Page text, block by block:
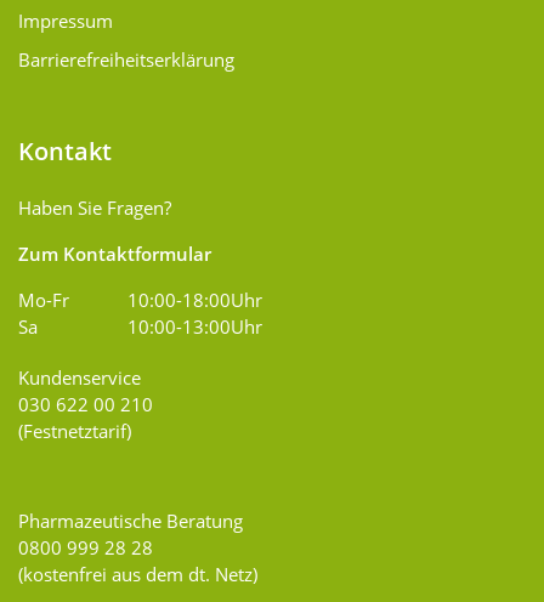
Impressum
Barrierefreiheitserklärung
Kontakt
Haben Sie Fragen?
Zum Kontaktformular
Mo-Fr
10:00-18:00Uhr
Sa
10:00-13:00Uhr
Kundenservice
030 622 00 210
(Festnetztarif)
Pharmazeutische Beratung
0800 999 28 28
(kostenfrei aus dem dt. Netz)